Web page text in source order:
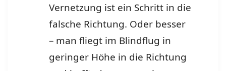
Vernetzung ist ein Schritt in die
falsche Richtung. Oder besser
– man fliegt im Blindflug in
geringer Höhe in die Richtung